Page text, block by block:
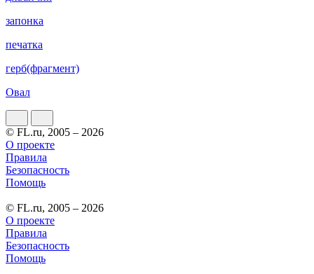
запонка
печатка
герб(фрагмент)
Овал
© FL.ru, 2005 – 2026
О проекте
Правила
Безопасность
Помощь
© FL.ru, 2005 – 2026
О проекте
Правила
Безопасность
Помощь